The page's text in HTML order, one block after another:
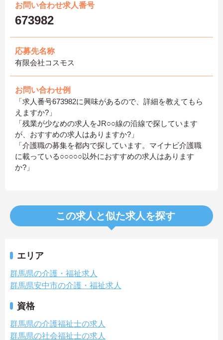
お問い合わせ求人番号
673982
応募先名称
有限会社コスモス
お問い合わせ例
「求人番号673982に興味があるので、詳細を教えてもら
えますか?」
「残業が少なめの求人をJR○○線の沿線で探しています
が、おすすめの求人はありますか?」
「介護職の募集を都内で探しています。マイナビ介護職
に載っている○○○○○以外におすすめの求人はあります
か?」
この求人と似た求人を探す
エリア
群馬県の介護・福祉求人
群馬県安中市の介護・福祉求人
資格
群馬県の介護福祉士の求人
群馬県の社会福祉士の求人